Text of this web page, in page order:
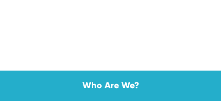
Who Are We?